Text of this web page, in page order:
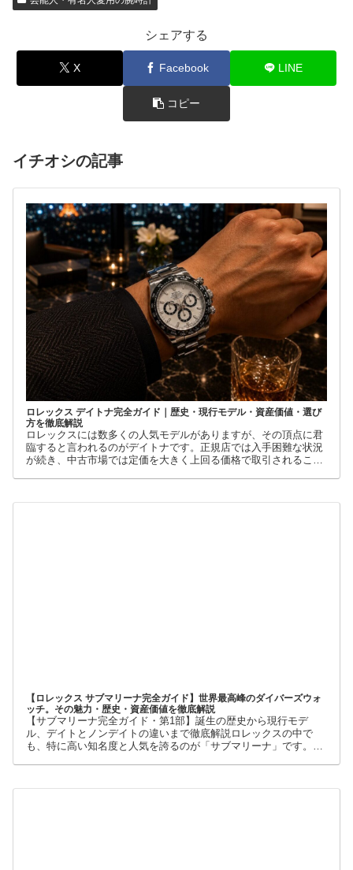
シェアする
X Facebook LINE
コピー
イチオシの記事
ロレックス デイトナ完全ガイド｜歴史・現行モデル・資産価値・選び
方を徹底解説
ロレックスには数多くの人気モデルがありますが、その頂点に君
臨すると言われるのがデイトナです。正規店では入手困難な状況
が続き、中古市場では定価を大きく上回る価格で取引されること
【ロレックス サブマリーナ完全ガイド】世界最高峰のダイバーズウォ
ッチ。その魅力・歴史・資産価値を徹底解説
【サブマリーナ完全ガイド・第1部】誕生の歴史から現行モデ
ル、デイトとノンデイトの違いまで徹底解説ロレックスの中で
級腕時計に詳しくない人でも、黒い文字盤、回転ベゼル、力強い